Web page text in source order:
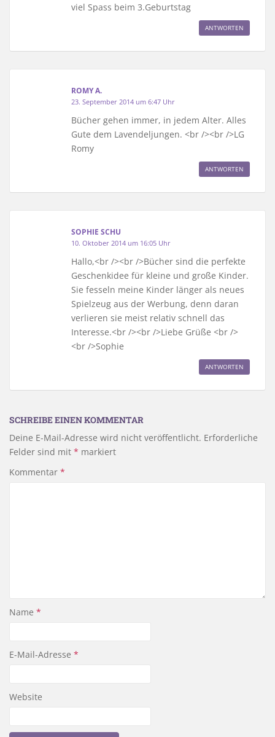
viel Spass beim 3.Geburtstag
ANTWORTEN
ROMY A.
23. September 2014 um 6:47 Uhr
Bücher gehen immer, in jedem Alter. Alles
Gute dem Lavendeljungen. <br /><br />LG
Romy
ANTWORTEN
SOPHIE SCHU
10. Oktober 2014 um 16:05 Uhr
Hallo,<br /><br />Bücher sind die perfekte
Geschenkidee für kleine und große Kinder.
Sie fesseln meine Kinder länger als neues
Spielzeug aus der Werbung, denn daran
verlieren sie meist relativ schnell das
Interesse.<br /><br />Liebe Grüße <br />
<br />Sophie
ANTWORTEN
SCHREIBE EINEN KOMMENTAR
Deine E-Mail-Adresse wird nicht veröffentlicht. Erforderliche
Felder sind mit * markiert
Kommentar *
Name *
E-Mail-Adresse *
Website